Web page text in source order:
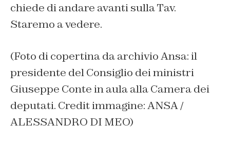
chiede di andare avanti sulla Tav.
Staremo a vedere.
(Foto di copertina da archivio Ansa: il
presidente del Consiglio dei ministri
Giuseppe Conte in aula alla Camera dei
deputati. Credit immagine: ANSA /
ALESSANDRO DI MEO)